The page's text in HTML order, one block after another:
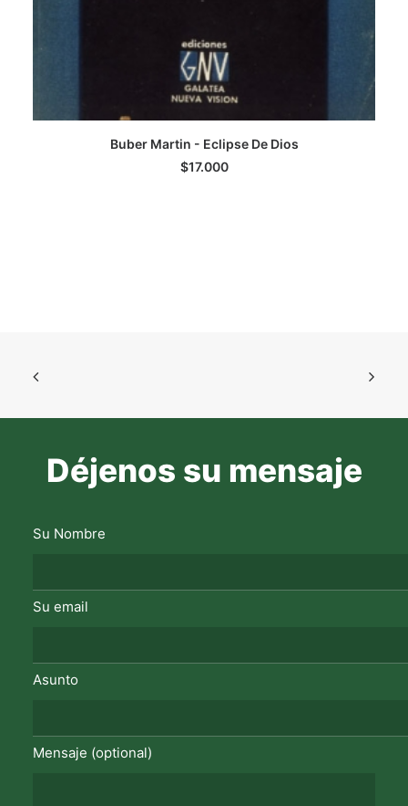
Buber Martin - Eclipse De Dios
$17.000
Déjenos su mensaje
Su Nombre
Su email
Asunto
Mensaje (optional)